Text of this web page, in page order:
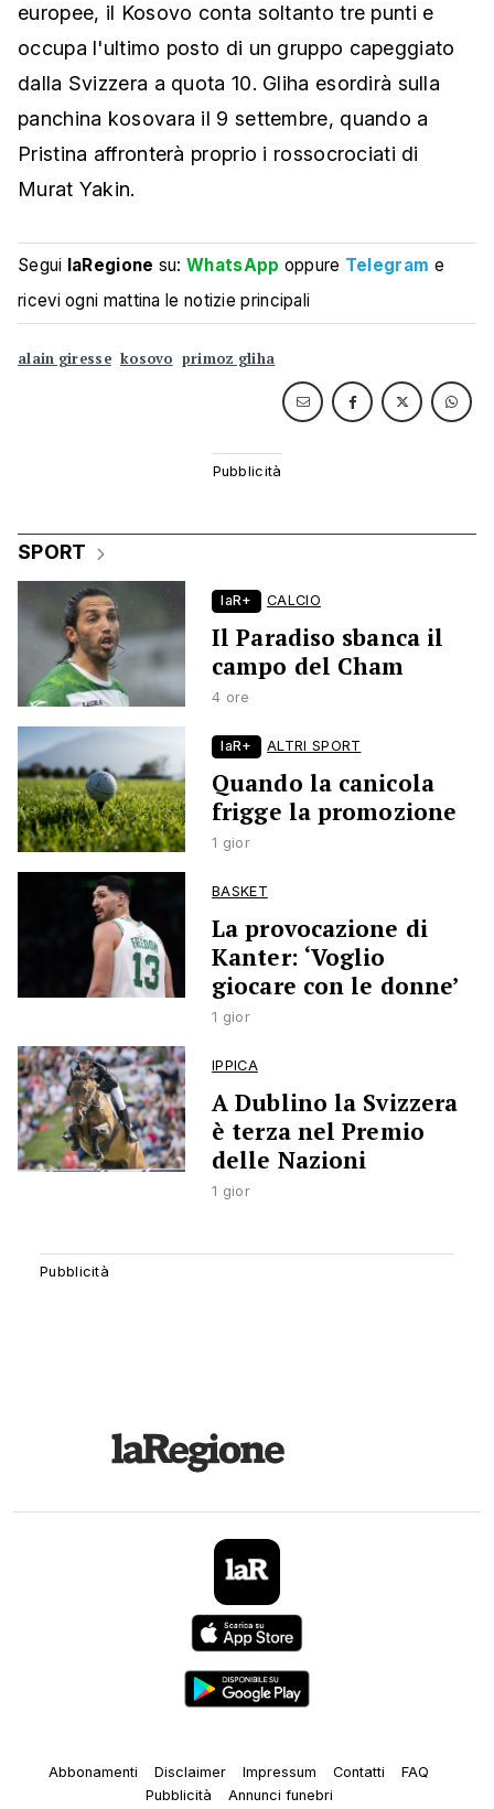
europee, il Kosovo conta soltanto tre punti e
occupa l'ultimo posto di un gruppo capeggiato
dalla Svizzera a quota 10. Gliha esordirà sulla
panchina kosovara il 9 settembre, quando a
Pristina affronterà proprio i rossocrociati di
Murat Yakin.
Segui laRegione su:WhatsApp oppure Telegram e
ricevi ogni mattina le notizie principali
alain giresse kosovo primoz gliha
SPORT
laR+ CALCIO
Il Paradiso sbanca il
campo del Cham
4 ore
laR+ ALTRI SPORT
Quando la canicola
frigge la promozione
1 gior
BASKET
La provocazione di
Kanter: ‘Voglio
giocare con le donne’
1 gior
IPPICA
A Dublino la Svizzera
è terza nel Premio
delle Nazioni
1 gior
Abbonamenti Disclaimer Impressum Contatti
FAQ
Pubblicità
Annunci funebri